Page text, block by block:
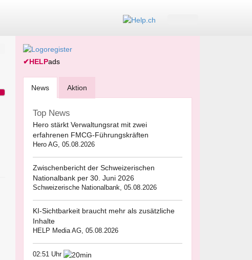
✔HELPads
News Aktion
Top News
Hero stärkt Verwaltungsrat mit zwei
erfahrenen FMCG-Führungskräften
Hero AG, 05.08.2026
Zwischenbericht der Schweizerischen
Nationalbank per 30. Juni 2026
Schweizerische Nationalbank, 05.08.2026
KI-Sichtbarkeit braucht mehr als zusätzliche
Inhalte
HELP Media AG, 05.08.2026
02:51 Uhr